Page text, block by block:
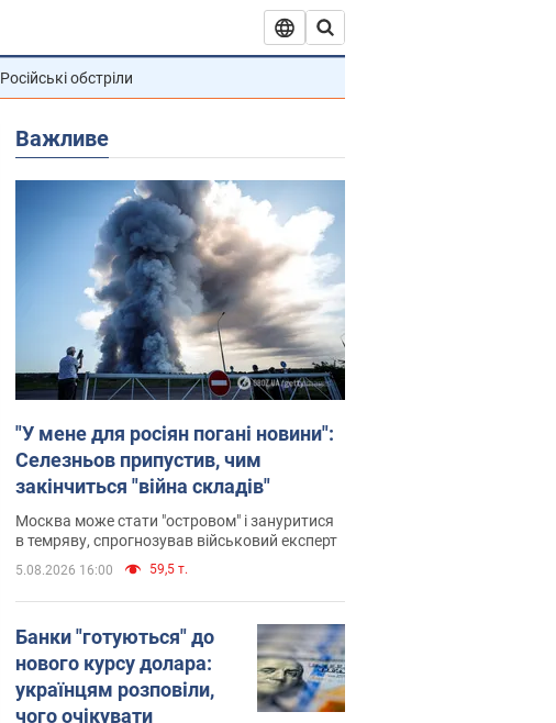
Російські обстріли
Важливе
"У мене для росіян погані новини":
Селезньов припустив, чим
закінчиться "війна складів"
Москва може стати "островом" і зануритися
в темряву, спрогнозував військовий експерт
5.08.2026 16:00 59,5 т.
Банки "готуються" до
нового курсу долара:
українцям розповіли,
чого очікувати